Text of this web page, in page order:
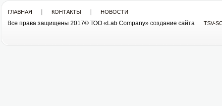
ГЛАВНАЯ КОНТАКТЫ НОВОСТИ
Все права защищены 2017© ТОО «Lab Company» cоздание сайта TSV-